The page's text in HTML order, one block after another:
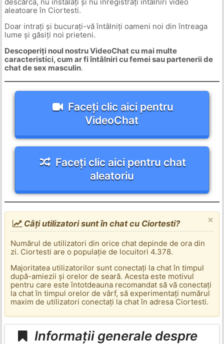
aleatoare în Ciortesti.
Doar intrați și bucurați-vă întâlniți oameni noi din întreaga
lume și găsiți noi prieteni.
Descoperiți noul nostru VideoChat cu mai multe
caracteristici, cum ar fi întâlniri cu femei sau partenerii de
chat de sex masculin.
Faceți clic aici pentru
VideoChat
Faceți clic aici pentru chat
aleatoriu
×
Câți utilizatori sunt în chat cu Ciortesti?
Numărul de utilizatori din orice chat depinde de ora din
zi. Ciortesti are o populație de locuitori 4.378.
Majoritatea utilizatorilor sunt conectați la chat în timpul
după-amiezii și orelor de seară. Acesta este motivul
pentru care este întotdeauna recomandat să vă conectați
la chat în timpul orelor de vârf, să experimentați numărul
maxim de utilizatori conectați la chat în adresa Ciortesti.
Informații generale despre